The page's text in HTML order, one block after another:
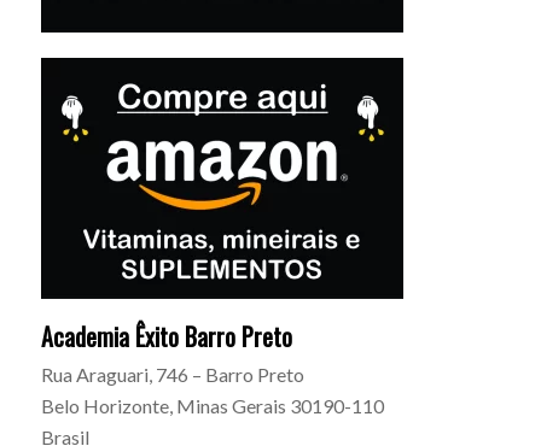
Academia Êxito Barro Preto
Rua Araguari, 746 – Barro Preto
Belo Horizonte, Minas Gerais 30190-110
Brasil